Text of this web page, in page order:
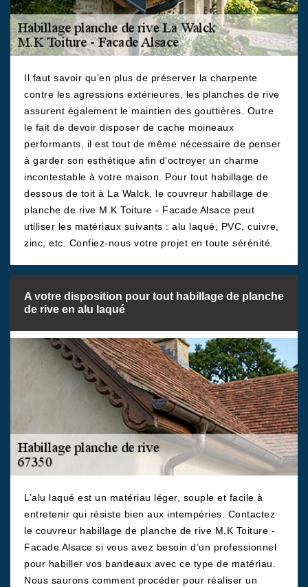
Il faut savoir qu’en plus de préserver la charpente
contre les agressions extérieures, les planches de rive
assurent également le maintien des gouttières. Outre
le fait de devoir disposer de cache moineaux
performants, il est tout de même nécessaire de penser
à garder son esthétique afin d’octroyer un charme
incontestable à votre maison. Pour tout habillage de
dessous de toit à La Walck, le couvreur habillage de
planche de rive M.K Toiture - Facade Alsace peut
utiliser les matériaux suivants : alu laqué, PVC, cuivre,
zinc, etc. Confiez-nous votre projet en toute sérénité.
A votre disposition pour tout habillage de planche
de rive en alu laqué
L’alu laqué est un matériau léger, souple et facile à
entretenir qui résiste bien aux intempéries. Contactez
le couvreur habillage de planche de rive M.K Toiture -
Facade Alsace si vous avez besoin d’un professionnel
pour habiller vos bandeaux avec ce type de matériau.
Nous saurons comment procéder pour réaliser un